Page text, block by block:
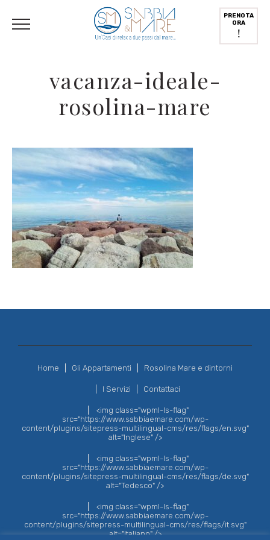
PRENOTA
ORA
!
vacanza-ideale-
rosolina-mare
Home Gli Appartamenti Rosolina Mare e dintorni
I Servizi Contattaci
<img class="wpml-ls-flag"
src="https://www.sabbiaemare.com/wp-
content/plugins/sitepress-multilingual-cms/res/flags/en.svg"
alt="Inglese" />
<img class="wpml-ls-flag"
src="https://www.sabbiaemare.com/wp-
content/plugins/sitepress-multilingual-cms/res/flags/de.svg"
alt="Tedesco" />
<img class="wpml-ls-flag"
src="https://www.sabbiaemare.com/wp-
content/plugins/sitepress-multilingual-cms/res/flags/it.svg"
alt="Italiano" />
Inglese) Deutsch ( Tedesco Italiano